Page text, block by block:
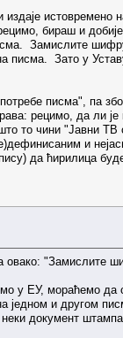
истовремено
бираш и
Замислите
писма. Зато у
писма", па
рецимо, да
то чини "Јавни ТВ
и
да ћирилица
"Замислите
у ЕУ, мораћемо да
и другом
документ